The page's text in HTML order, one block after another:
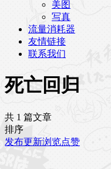
美图
写真
流量消耗器
友情链接
联系我们
死亡回归
共 1 篇文章
排序
发布更新浏览点赞